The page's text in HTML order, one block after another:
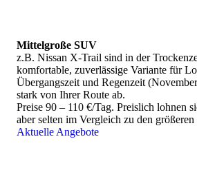
empfehlen wir immer möglichst frühzeitig
Falls Sie bereits passende Flüge
haben, geht's hier direkt zu unserer
Anfrage.
Falls Sie in der Reisezeit flexibel sind,
Ihren Mietwagen- oder Camper-
an um die Verfügbarkeit zu optimieren.
Mittelgroße SUV
z.B. Nissan X-Trail sind in der
komfortable, zuverlässige Variante für
Übergangszeit und Regenzeit
stark von Ihrer Route ab.
Preise 90 – 110 €/Tag. Preislich lohnen
aber selten im Vergleich zu den
Aktuelle Angebote